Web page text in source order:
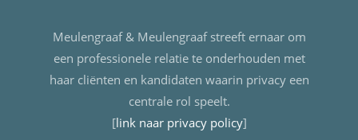
Meulengraaf & Meulengraaf streeft ernaar om
een professionele relatie te onderhouden met
haar cliënten en kandidaten waarin privacy een
centrale rol speelt.
[link naar privacy policy]